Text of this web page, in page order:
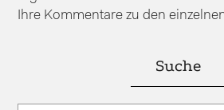
Ihre Kommentare zu den
Suche